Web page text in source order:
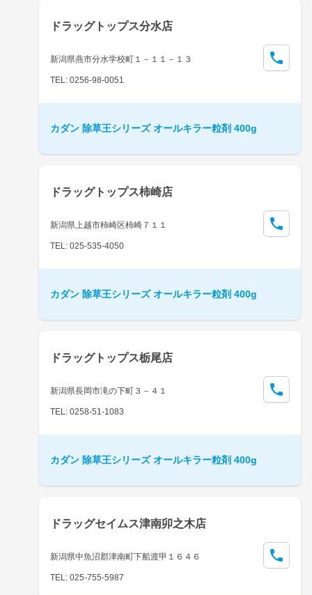
ドラッグトップス分水店
新潟県燕市分水学校町１－１１－１３
TEL: 0256-98-0051
カダン 除草王シリーズ オールキラー粒剤 400g
ドラッグトップス柿崎店
新潟県上越市柿崎区柿崎７１１
TEL: 025-535-4050
カダン 除草王シリーズ オールキラー粒剤 400g
ドラッグトップス栃尾店
新潟県長岡市滝の下町３－４１
TEL: 0258-51-1083
カダン 除草王シリーズ オールキラー粒剤 400g
ドラッグセイムス津南卯之木店
新潟県中魚沼郡津南町下船渡甲１６４６
TEL: 025-755-5987